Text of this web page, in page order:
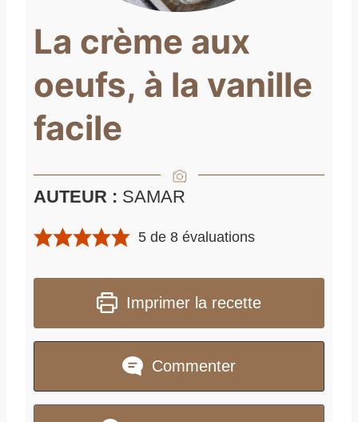
La crème aux
oeufs, à la vanille
facile
AUTEUR : SAMAR
5 de8 évaluations
Imprimer la recette
Commenter